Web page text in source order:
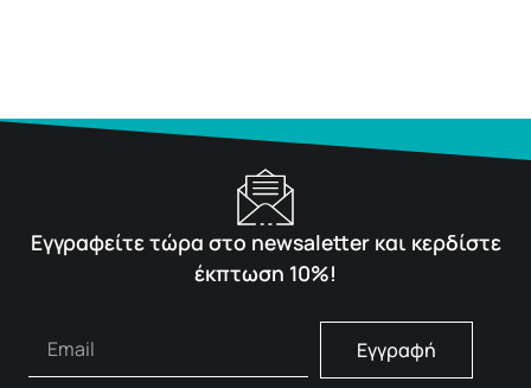
Εγγραφείτε τώρα στο newsaletter και κερδίστε
έκπτωση 10%!
Εγγραφή